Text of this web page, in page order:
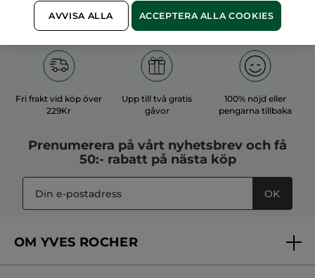
Fri frakt vid köp över
229Kr
Upp till två gratis
gåvor
100% nöjd eller
pengarna tillbaka
Prenumerera på vårt nyhetsbrev och få
50:- rabatt på nästa köp
OK
OM YVES ROCHER
AVVISA ALLA ACCEPTERA ALLA COOKIES